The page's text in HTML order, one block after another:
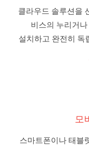
클라우드 솔루션을
비스의 누리거
설치하고 완전히 독
모
스마트폰이나 태블